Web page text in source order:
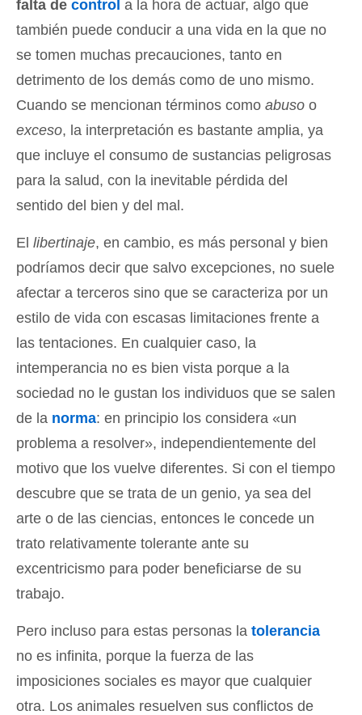
falta de control a la hora de actuar, algo que
también puede conducir a una vida en la que no
se tomen muchas precauciones, tanto en
detrimento de los demás como de uno mismo.
Cuando se mencionan términos como abuso o
exceso, la interpretación es bastante amplia, ya
que incluye el consumo de sustancias peligrosas
para la salud, con la inevitable pérdida del
sentido del bien y del mal.
El libertinaje, en cambio, es más personal y bien
podríamos decir que salvo excepciones, no suele
afectar a terceros sino que se caracteriza por un
estilo de vida con escasas limitaciones frente a
las tentaciones. En cualquier caso, la
intemperancia no es bien vista porque a la
sociedad no le gustan los individuos que se salen
de la norma: en principio los considera «un
problema a resolver», independientemente del
motivo que los vuelve diferentes. Si con el tiempo
descubre que se trata de un genio, ya sea del
arte o de las ciencias, entonces le concede un
trato relativamente tolerante ante su
excentricismo para poder beneficiarse de su
trabajo.
Pero incluso para estas personas la tolerancia
no es infinita, porque la fuerza de las
imposiciones sociales es mayor que cualquier
otra. Los animales resuelven sus conflictos de